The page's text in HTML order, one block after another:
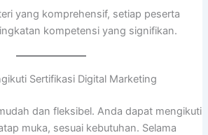
yang komprehensif, setiap peserta
kompetensi yang signifikan.
Sertifikasi Digital Marketing
dan fleksibel. Anda dapat mengikuti
muka, sesuai kebutuhan. Selama